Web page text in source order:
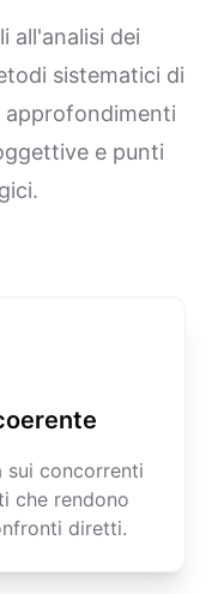
all'analisi dei
sistematici di
approfondimenti
e punti
sui concorrenti
che rendono
diretti.